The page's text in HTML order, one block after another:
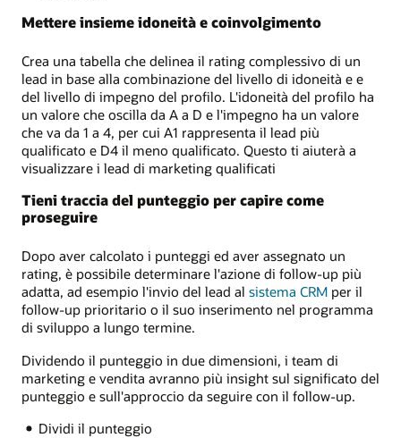
Mettere insieme idoneità e coinvolgimento
Crea una tabella che delinea il rating complessivo di un
lead in base alla combinazione del livello di idoneità e e
del livello di impegno del profilo. L'idoneità del profilo ha
un valore che oscilla da A a D e l'impegno ha un valore
che va da 1 a 4, per cui A1 rappresenta il lead più
qualificato e D4 il meno qualificato. Questo ti aiuterà a
visualizzare i lead di marketing qualificati
Tieni traccia del punteggio per capire come
proseguire
Dopo aver calcolato i punteggi ed aver assegnato un
rating, è possibile determinare l'azione di follow-up più
adatta, ad esempio l'invio del lead al sistema CRM per il
follow-up prioritario o il suo inserimento nel programma
di sviluppo a lungo termine.
Dividendo il punteggio in due dimensioni, i team di
marketing e vendita avranno più insight sul significato del
punteggio e sull'approccio da seguire con il follow-up.
Dividi il punteggio